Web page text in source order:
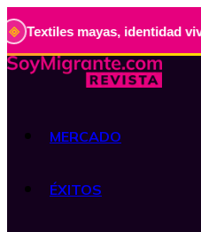
identidad viva. •
MERCADO
ÉXITOS